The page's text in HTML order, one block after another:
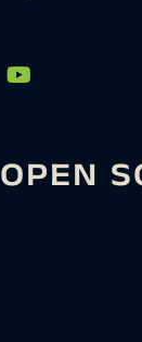
OPEN